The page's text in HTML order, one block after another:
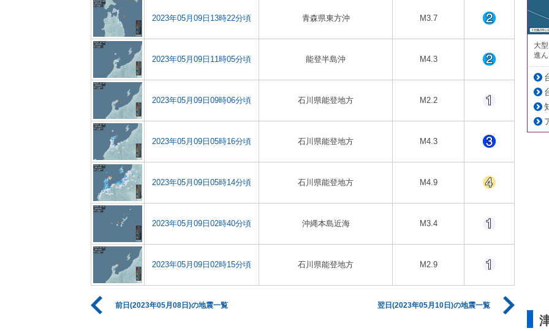
2023年05月09日13時22分頃 青森県東方沖 M3.7
2023年05月09日11時05分頃 能登半島沖 M4.3
2023年05月09日09時06分頃 石川県能登地方 M2.2
2023年05月09日05時16分頃 石川県能登地方 M4.3
2023年05月09日05時14分頃 石川県能登地方 M4.9
2023年05月09日02時40分頃 沖縄本島近海 M3.4
2023年05月09日02時15分頃 石川県能登地方 M2.9
前日(2023年05月08日)の地震一覧 翌日(2023年05月10日)の地震一覧
大
進